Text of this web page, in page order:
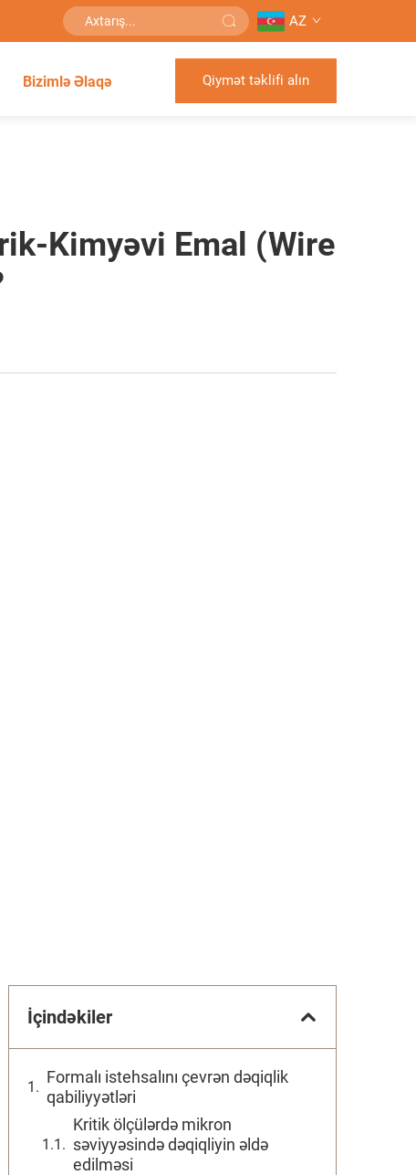
AZ
Bizimlə Əlaqə Qiymət təklifi alın
Kimyəvi Emal (Wire
İçindəkiler
Formalı istehsalını çevrən dəqiqlik
qabiliyyətləri
Kritik ölçülərdə mikron
səviyyəsində dəqiqliyin əldə
edilməsi